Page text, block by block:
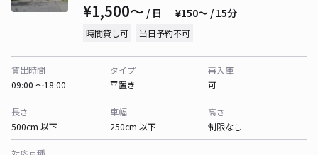
¥1,500〜 / 日 ¥150〜 / 15分
時間貸し可 当日予約不可
貸出時間
09:00 〜18:00
タイプ
平置き
再入庫
可
長さ
500cm 以下
車幅
250cm 以下
高さ
制限なし